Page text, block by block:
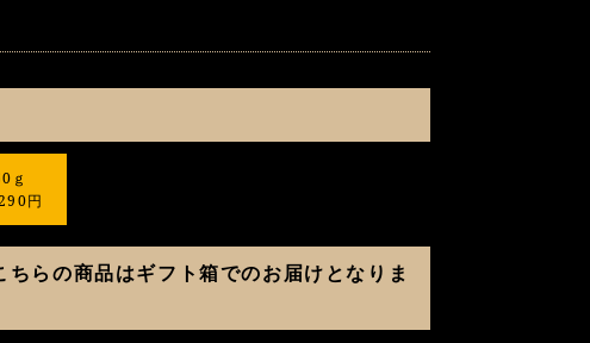
ｇ
円
ちらの商品はギフト箱でのお届けとなりま